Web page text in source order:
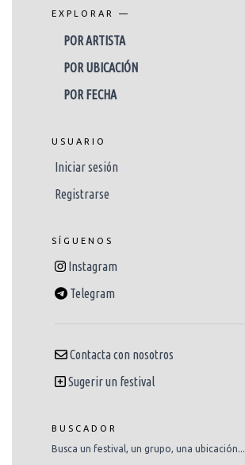
EXPLORAR —
POR ARTISTA
POR UBICACIÓN
POR FECHA
USUARIO
Iniciar sesión
Registrarse
SÍGUENOS
Instagram
Telegram
Contacta con nosotros
Sugerir un festival
BUSCADOR
Busca un festival, un grupo, una ubicación...